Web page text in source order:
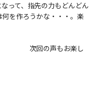
って、指先の力もどんどん
ろうかな・・・。楽
お楽し